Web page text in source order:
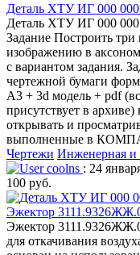
Деталь ХТУ ИГ 000 000
Деталь ХТУ ИГ 000 000
Задание Построить
изображению в
с вариантом задания.
чертежной бумаги
А3 + 3d модель + pdf
присутствует в
открывать и
выполненные в
Чертежи Инженерная и
coolns : 24
100 руб.
Эжектор
Эжектор
для откачивания